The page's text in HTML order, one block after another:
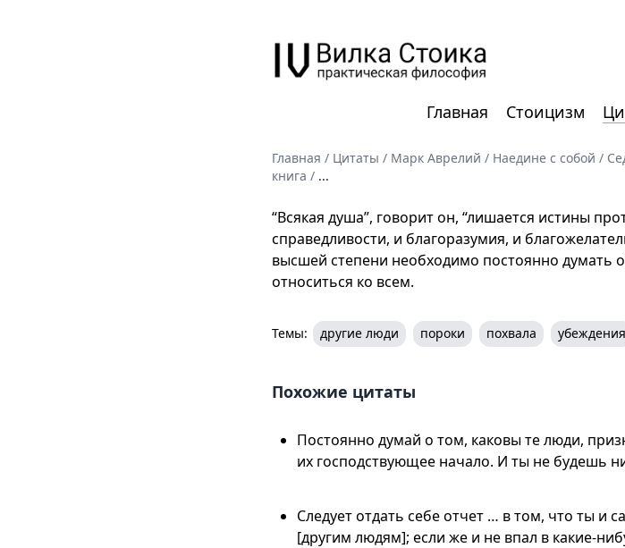
Главная Стоицизм
Главная / Цитаты / Марк Аврелий / Наедине с собой /
книга / ...
“Всякая душа”, говорит он, “лишается истины
справедливости, и благоразумия, и
высшей степени необходимо постоянно думать
относиться ко всем.
Темы: другие люди пороки похвала убеждения
Похожие цитаты
Постоянно думай о том, каковы те люди,
их господствующее начало. И ты не будешь
Следует отдать себе отчет … в том, что ты и
[другим людям]; если же и не впал в какие-